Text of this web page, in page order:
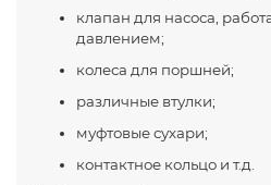
клапан для насоса,
давлением;
колеса для поршней;
различные втулки;
муфтовые сухари;
контактное кольцо и т.д.